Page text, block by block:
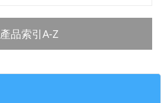
產品索引A-Z